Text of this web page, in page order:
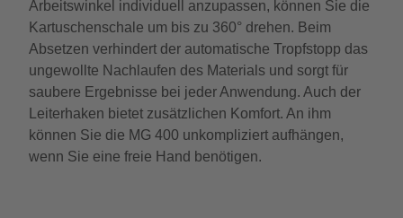
Arbeitswinkel individuell anzupassen, können Sie die
Kartuschenschale um bis zu 360° drehen. Beim
Absetzen verhindert der automatische Tropfstopp das
ungewollte Nachlaufen des Materials und sorgt für
saubere Ergebnisse bei jeder Anwendung. Auch der
Leiterhaken bietet zusätzlichen Komfort. An ihm
können Sie die MG 400 unkompliziert aufhängen,
wenn Sie eine freie Hand benötigen.